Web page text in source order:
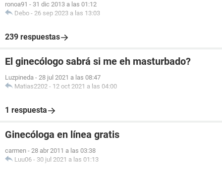
ronoa91 - 31 dic 2013 a las 01:12
Debo - 26 sep 2023 a las 13:03
239 respuestas
El ginecólogo sabrá si me eh masturbado?
Luzpineda - 28 jul 2021 a las 08:47
Matias2202 - 12 oct 2021 a las 04:00
1 respuesta
Ginecóloga en línea gratis
carmen - 28 abr 2011 a las 03:38
Luu06 - 30 jul 2021 a las 01:13